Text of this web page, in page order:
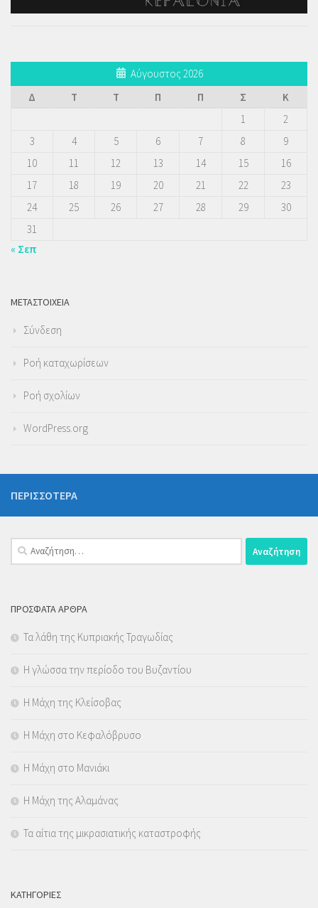
Αύγουστος 2026
Δ
Τ Τ Π Π Σ
Κ
1
2
3
4 5 6 7 8
9
10
11 12 13 14 15
16
17
18 19 20 21 22
23
24
25 26 27 28 29
30
31
« Σεπ
ΜΕΤΑΣΤΟΙΧΕΊΑ
Σύνδεση
Ροή καταχωρίσεων
Ροή σχολίων
WordPress.org
ΠΕΡΙΣΣΌΤΕΡΑ
Αναζήτηση
για:
ΠΡΌΣΦΑΤΑ ΆΡΘΡΑ
Τα λάθη της Κυπριακής Τραγωδίας
Η γλώσσα την περίοδο του Βυζαντίου
Η Μάχη της Κλείσοβας
Η Μάχη στο Κεφαλόβρυσο
Η Μάχη στο Μανιάκι
Η Μάχη της Αλαμάνας
Τα αίτια της μικρασιατικής καταστροφής
KΑΤΗΓΟΡΊΕΣ